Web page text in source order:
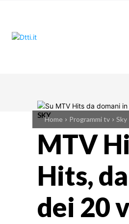
Home Programmi tv Sky
SKY
MTV
Hits,
dei 20